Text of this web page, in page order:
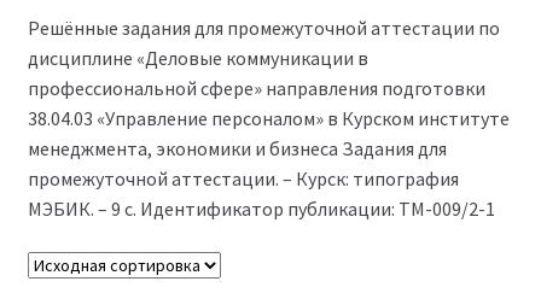
38.03.04 Государственное и муниципальное
управление 3,5 года (Бакалавриат)
38.03.04 Государственное и муниципальное
управление 5 лет
38.04.03 Управление персоналом 2,5 года
Решённые задания для промежуточной аттестации по
дисциплине «Деловые коммуникации в
профессиональной сфере» направления подготовки
38.04.03 «Управление персоналом» в Курском институте
менеджмента, экономики и бизнеса Задания для
промежуточной аттестации. – Курск: типография
МЭБИК. – 9 с. Идентификатор публикации: ТМ-009/2-1